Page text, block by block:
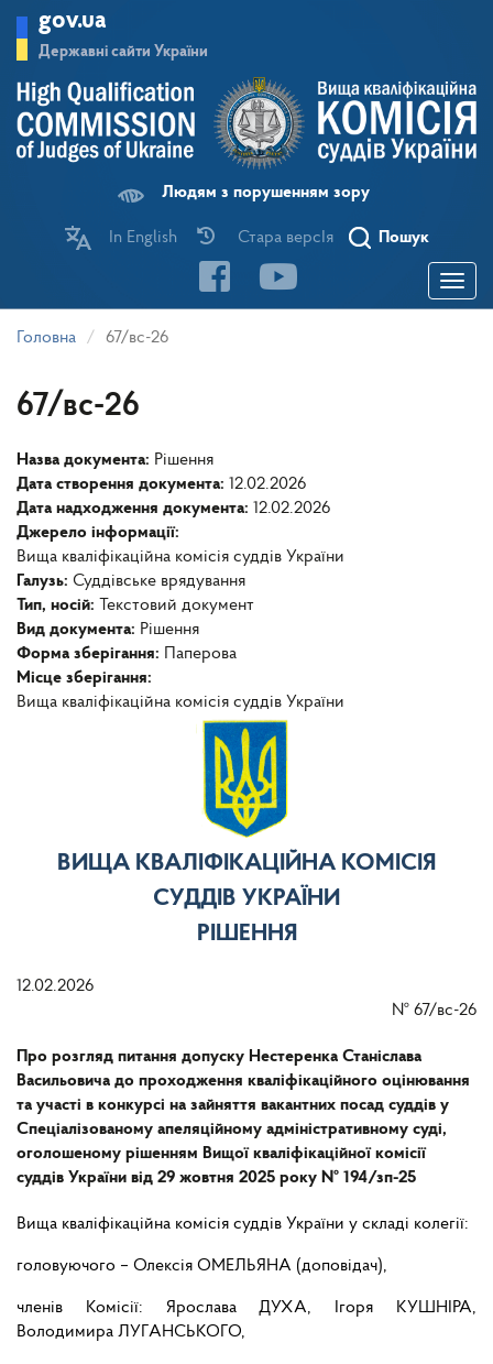
основного
матеріалу
gov.ua
Державні сайти України
Людям з порушенням зору
In English Стара версІя Пошук
Toggle
Головна 67/вс-26
67/вс-26
Назва документа: Рішення
Дата створення документа: 12.02.2026
Дата надходження документа: 12.02.2026
Джерело інформації:
Вища кваліфікаційна комісія суддів України
Галузь: Суддівське врядування
Тип, носій:
Текстовий документ
Вид документа: Рішення
Форма зберігання:
Паперова
Місце зберігання:
Вища кваліфікаційна комісія суддів України
ВИЩА КВАЛІФІКАЦІЙНА КОМІСІЯ
СУДДІВ УКРАЇНИ
РІШЕННЯ
12.02.2026
№ 67/вс-26
Про розгляд питання допуску Нестеренка Станіслава
Васильовича до проходження кваліфікаційного оцінювання
та участі в конкурсі на зайняття вакантних посад суддів у
Спеціалізованому апеляційному адміністративному суді,
оголошеному рішенням Вищої кваліфікаційної комісії
суддів України від 29 жовтня 2025 року № 194/зп-25
Вища кваліфікаційна комісія суддів України у складі колегії:
головуючого – Олексія ОМЕЛЬЯНА (доповідач),
членів Комісії: Ярослава ДУХА, Ігоря КУШНІРА,
Володимира ЛУГАНСЬКОГО,